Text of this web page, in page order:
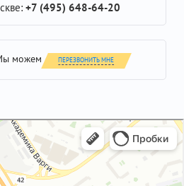
+7 (495) 648-64-20
можем ПЕРЕЗВОНИТЬ МНЕ
в Москве